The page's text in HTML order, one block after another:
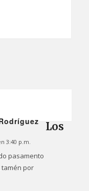
3:40 p.m.
pasamento
tamén por
Los